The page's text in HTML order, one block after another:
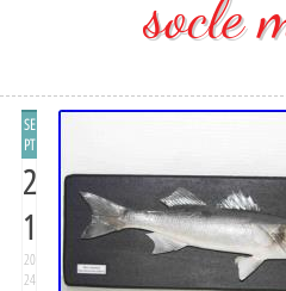
socle
SE
PT
2
1
20
24